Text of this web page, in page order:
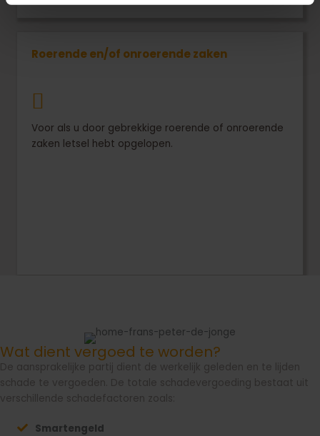
Roerende en/of onroerende zaken
Voor als u door gebrekkige roerende of onroerende
zaken letsel hebt opgelopen.
Wat dient vergoed te worden?
De aansprakelijke partij dient de werkelijk geleden en te lijden
schade te vergoeden. De totale schadevergoeding bestaat uit
verschillende schadefactoren zoals:
Smartengeld